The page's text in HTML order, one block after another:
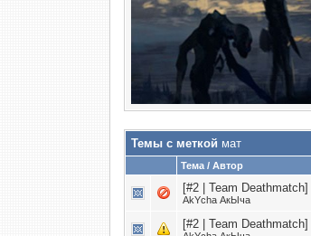
Темы с меткой мат
Тема / Автор
[#2 | Team Deathmatch]
AkYcha АкЫча
[#2 | Team Deathmatch]